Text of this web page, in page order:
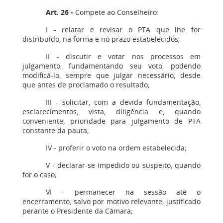
Art. 26 - Compete ao Conselheiro:
I - relatar e revisar o PTA que lhe for
distribuído, na forma e no prazo estabelecidos;
II - discutir e votar nos processos em
julgamento, fundamentando seu voto, podendo
modificá-lo, sempre que julgar necessário, desde
que antes de proclamado o resultado;
III - solicitar, com a devida fundamentação,
esclarecimentos, vista, diligência e, quando
conveniente, prioridade para julgamento de PTA
constante da pauta;
IV - proferir o voto na ordem estabelecida;
V - declarar-se impedido ou suspeito, quando
for o caso;
VI - permanecer na sessão até o
encerramento, salvo por motivo relevante, justificado
perante o Presidente da Câmara;